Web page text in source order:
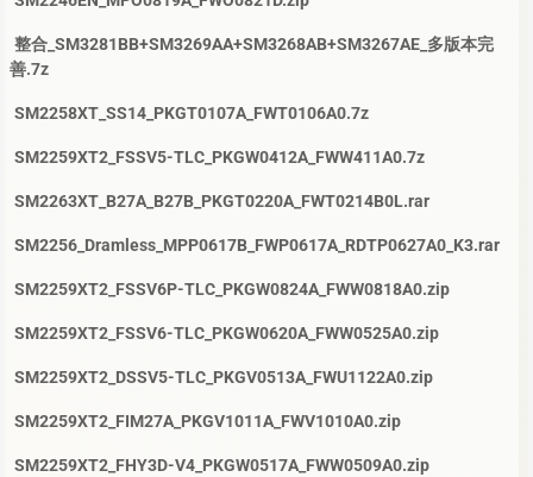
整合_SM3281BB+SM3269AA+SM3268AB+SM3267AE_多版本完
善.7z
SM2258XT_SS14_PKGT0107A_FWT0106A0.7z
SM2259XT2_FSSV5-TLC_PKGW0412A_FWW411A0.7z
SM2263XT_B27A_B27B_PKGT0220A_FWT0214B0L.rar
SM2256_Dramless_MPP0617B_FWP0617A_RDTP0627A0_K3.rar
SM2259XT2_FSSV6P-TLC_PKGW0824A_FWW0818A0.zip
SM2259XT2_FSSV6-TLC_PKGW0620A_FWW0525A0.zip
SM2259XT2_DSSV5-TLC_PKGV0513A_FWU1122A0.zip
SM2259XT2_FIM27A_PKGV1011A_FWV1010A0.zip
SM2259XT2_FHY3D-V4_PKGW0517A_FWW0509A0.zip